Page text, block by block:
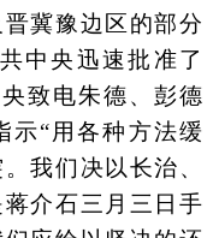
冀豫边区的部分
中央迅速批准了
致电朱德、彭德
示“用各种方法缓
我们决以长治、
介石三月三日手